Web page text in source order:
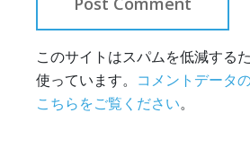
このサイトはスパムを低減する
使っています。 コメントデータ
こちらをご覧ください。